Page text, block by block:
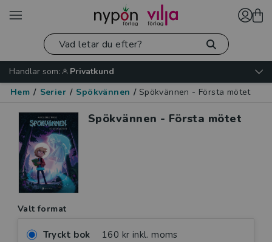
Handlar som:
Privatkund
Hem / Serier / Spökvännen / Spökvännen - Första mötet
Spökvännen - Första mötet
Valt format
Tryckt bok 160 kr inkl. moms